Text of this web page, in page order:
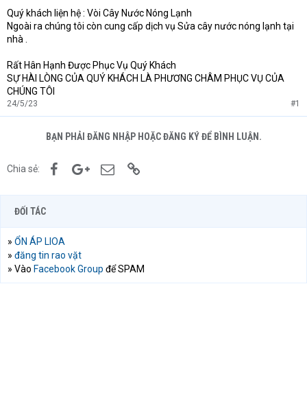
Quý khách liện hệ : Vòi Cây Nước Nóng Lạnh
Ngoài ra chúng tôi còn cung cấp dịch vụ Sửa cây nước nóng lạnh tại
nhà .
Rất Hân Hạnh Được Phục Vụ Quý Khách
SỰ HÀI LÒNG CỦA QUÝ KHÁCH LÀ PHƯƠNG CHÂM PHỤC VỤ CỦA
CHÚNG TÔI
24/5/23 #1
BẠN PHẢI ĐĂNG NHẬP HOẶC ĐĂNG KÝ ĐỂ BÌNH LUẬN.
Chia sẻ: FacebookGoogle+Email
ĐỐI TÁC
» ỔN ÁP LIOA
» đăng tin rao vặt
» Vào Facebook Group để SPAM